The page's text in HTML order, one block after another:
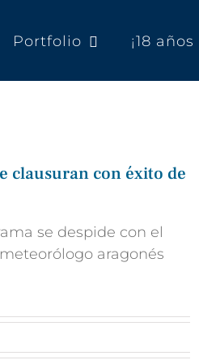
Portfolio ¡18
clausuran con éxito de
se despide con el
aragonés